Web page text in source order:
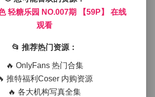
斜射，给她的侧脸镀上一层微微的金
的发丝间留下细腻的光斑，这种光影处
既有层次又不失柔和。
相当轻松，工作人员不断调整道具与灯
其中自由切换姿势。有时她会坐在彩色
轻点地面，裙摆随风轻轻摇曳；有时又
小山丘前，手里拿着一根透明的棒棒
点调皮的笑意。这些自然的动作捕捉得
轻糖乐园 NO.007期 【59P】 在线
观看
📂 推荐热门资源：
🔥 OnlyFans 热门合集
推特福利Coser 内购资源
🔥 各大机构写真全集